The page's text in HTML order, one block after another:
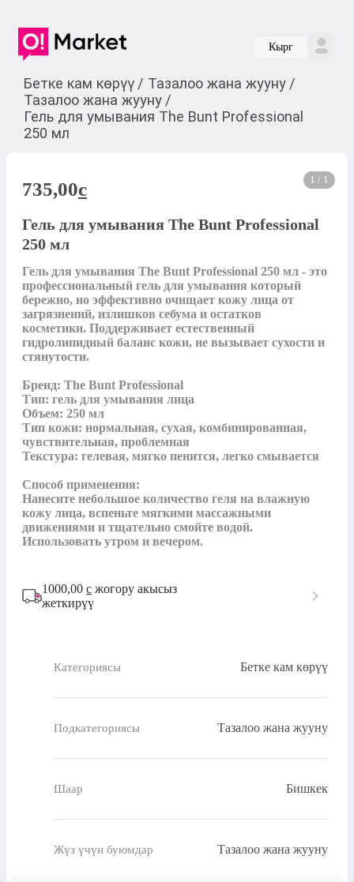
Кырг
Бетке кам көрүү / Тазалоо жана жууну /
Тазалоо жана жууну /
Гель для умывания The Bunt Professional
250 мл
1 / 1
735,00c
Гель для умывания The Bunt Professional
250 мл
Гель для умывания The Bunt Professional 250 мл - это
профессиональный гель для умывания который
бережно, но эффективно очищает кожу лица от
загрязнений, излишков себума и остатков
косметики. Поддерживает естественный
гидролипидный баланс кожи, не вызывает сухости и
стянутости.
Бренд: The Bunt Professional
Тип: гель для умывания лица
Объем: 250 мл
Тип кожи: нормальная, сухая, комбинированная,
чувствительная, проблемная
Текстура: гелевая, мягко пенится, легко смывается
Способ применения:
Нанесите небольшое количество геля на влажную
кожу лица, вспеньте мягкими массажными
движениями и тщательно смойте водой.
Использовать утром и вечером.
1000,00 с жогору акысыз
жеткирүү
Категориясы Бетке кам көрүү
Подкатегориясы Тазалоо жана жууну
Шаар Бишкек
Жүз үчүн буюмдар Тазалоо жана жууну